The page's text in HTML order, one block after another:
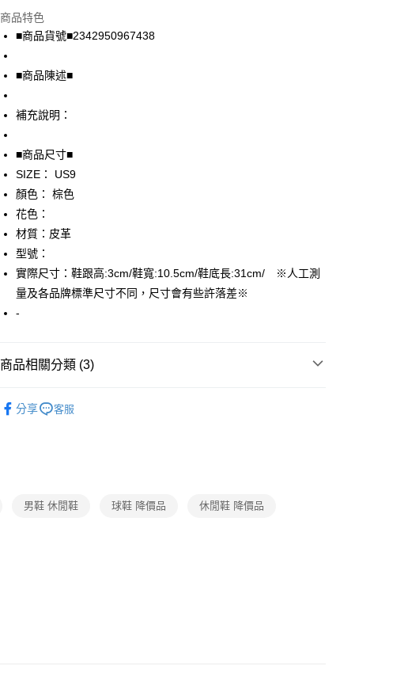
LINE Pay
Apple Pay
悠遊付
全盈+PAY
AFTEE先享後付
相關說明
【關於「AFTEE先享後付」】
AFTEE先享後付是「在收到商品之後才付款」的支付方式。 讓您購物簡單
便利好安心！
１．簡單：不需註冊會員、不需綁卡、不需儲值。
２．便利：只要手機號碼，簡訊認證，即可結帳。
【「AFTEE先享後付」結帳流程】
３．收到繳費通知簡訊後14天內，點擊此簡訊中的連結，可透過四大超商
絡購買商品的店家。未經商家同意取消之訂單仍視為有效，需透過AFTEE
１．透過由恩沛科技股份有限公司提供之「AFTEE先享後付」服務完成之
運送方式
全家取貨付款
免運費
免運費
商品特色
■商品貨號■2342950967438
■商品陳述■
補充說明：
■商品尺寸■
SIZE： US9
顏色： 棕色
花色：
材質：皮革
型號：
實際尺寸：鞋跟高:3cm/鞋寬:10.5cm/鞋底長:31cm/ ※人工測
量及各品牌標準尺寸不同，尺寸會有些許落差※
-
商品相關分類 (3)
分享 客服
男鞋 休閒鞋 球鞋 降價品 休閒鞋 降價品